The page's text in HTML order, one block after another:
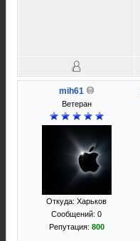
mih61
Ветеран
Откуда: Харьков
Сообщений: 0
Репутация: 800